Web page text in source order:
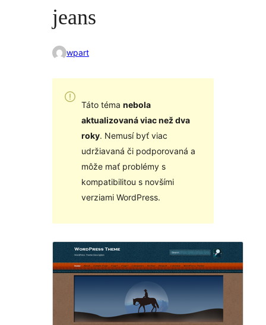
jeans
wpart
Táto téma nebola
aktualizovaná viac než dva
roky. Nemusí byť viac
udržiavaná či podporovaná a
môže mať problémy s
kompatibilitou s novšími
verziami WordPress.